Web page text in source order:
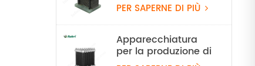
raffreddata ad aria
da 100 W
PER SAPERNE DI PIÙ
Apparecchiatura
per la produzione di